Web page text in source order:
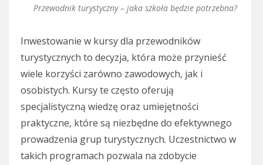
Przewodnik turystyczny – jaka szkoła będzie potrzebna?
Inwestowanie w kursy dla przewodników
turystycznych to decyzja, która może przynieść
wiele korzyści zarówno zawodowych, jak i
osobistych. Kursy te często oferują
specjalistyczną wiedzę oraz umiejętności
praktyczne, które są niezbędne do efektywnego
prowadzenia grup turystycznych. Uczestnictwo w
takich programach pozwala na zdobycie